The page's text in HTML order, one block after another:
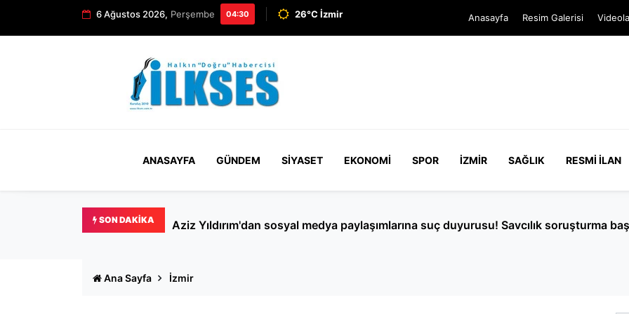
6 Ağustos 2026, Perşembe 04:30 26°C İzmir Anasayfa Resim Galerisi
ANASAYFA GÜNDEM SIYASET EKONOMI SPOR İZMIR SAĞLIK RESMI İLAN
SON DAKIKA Beyoğlu'nda köpek kavgası kanlı bitti: Pıtbull'un sahibi 3 yerinden bıçaklandı
Ana Sayfa İzmir